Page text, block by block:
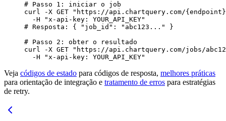
# Passo 1: iniciar o job
curl -X GET "https://api.chartquery.com/
  -H
"x-api-key: YOUR_API_KEY"
# Resposta: { "job_id": "abc123..." }
# Passo 2: obter o resultado
curl -X GET "https://api.chartquery.com/jobs/
  -H
"x-api-key: YOUR_API_KEY"
Veja códigos de estado para códigos de resposta, melhores práticas
para orientação de integração e tratamento de erros para estratégias
de retry.